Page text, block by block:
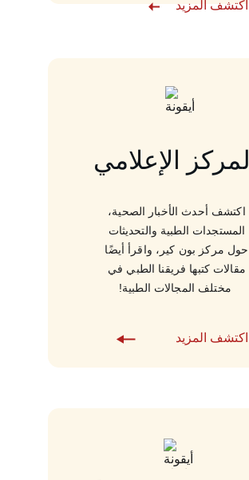
المركز الإعلامي
اكتشف المزيد
اكتشف المزيد
اكتشف أحدث الأخبار الصحية،
المستجدات الطبية والتحديثات
حول مركز بون كير، واقرأ أيضًا
مقالات كتبها فريقنا الطبي في
مختلف المجالات الطبية!